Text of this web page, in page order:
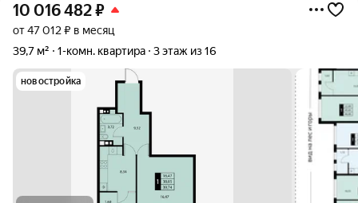
10 016 482₽
от 47 012 ₽ в месяц
39,7 м²
1-комн. квартира 3 этаж из 16
новостройка